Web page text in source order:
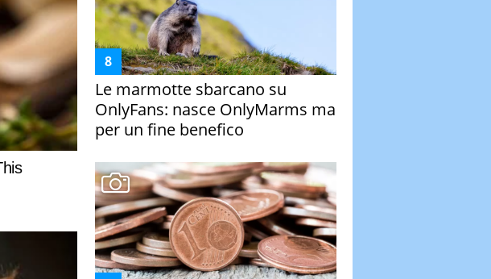
Le marmotte sbarcano su
OnlyFans: nasce OnlyMarms ma
per un fine benefico